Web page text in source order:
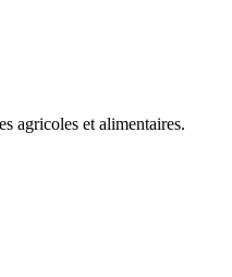
agricoles et alimentaires.